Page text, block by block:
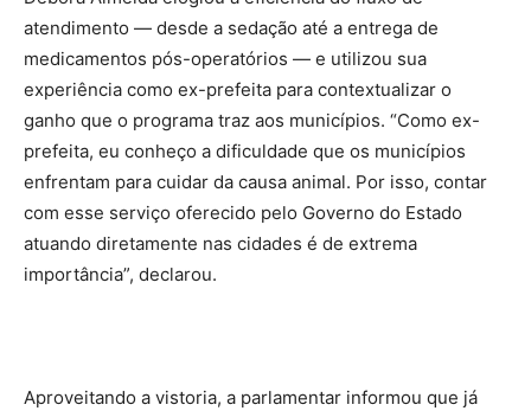
atendimento — desde a sedação até a entrega de
medicamentos pós-operatórios — e utilizou sua
experiência como ex-prefeita para contextualizar o
ganho que o programa traz aos municípios. “Como ex-
prefeita, eu conheço a dificuldade que os municípios
enfrentam para cuidar da causa animal. Por isso, contar
com esse serviço oferecido pelo Governo do Estado
atuando diretamente nas cidades é de extrema
importância”, declarou.
Aproveitando a vistoria, a parlamentar informou que já